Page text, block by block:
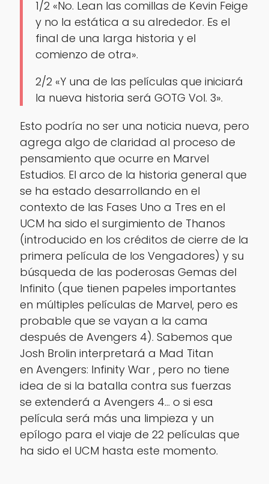
1/2 «No. Lean las comillas de Kevin Feige
y no la estática a su alrededor. Es el
final de una larga historia y el
comienzo de otra».
2/2 «Y una de las películas que iniciará
la nueva historia será GOTG Vol. 3».
Esto podría no ser una noticia nueva, pero
agrega algo de claridad al proceso de
pensamiento que ocurre en Marvel
Estudios. El arco de la historia general que
se ha estado desarrollando en el
contexto de las Fases Uno a Tres en el
UCM ha sido el surgimiento de Thanos
(introducido en los créditos de cierre de la
primera película de los Vengadores) y su
búsqueda de las poderosas Gemas del
Infinito (que tienen papeles importantes
en múltiples películas de Marvel, pero es
probable que se vayan a la cama
después de Avengers 4). Sabemos que
Josh Brolin interpretará a Mad Titan
en Avengers: Infinity War , pero no tiene
idea de si la batalla contra sus fuerzas
se extenderá a Avengers 4… o si esa
película será más una limpieza y un
epílogo para el viaje de 22 películas que
ha sido el UCM hasta este momento.